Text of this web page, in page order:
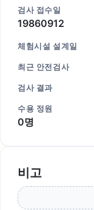
검사 접수일
19860912
체험시설 설계일
최근 안전검사
검사 결과
수용 정원
0명
비고